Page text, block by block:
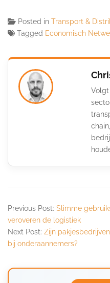
Posted in Transport &
Tagged Economisch
Previous Post: Slimme
veroveren de logistiek
Next Post: Zijn
bij onderaannemers?